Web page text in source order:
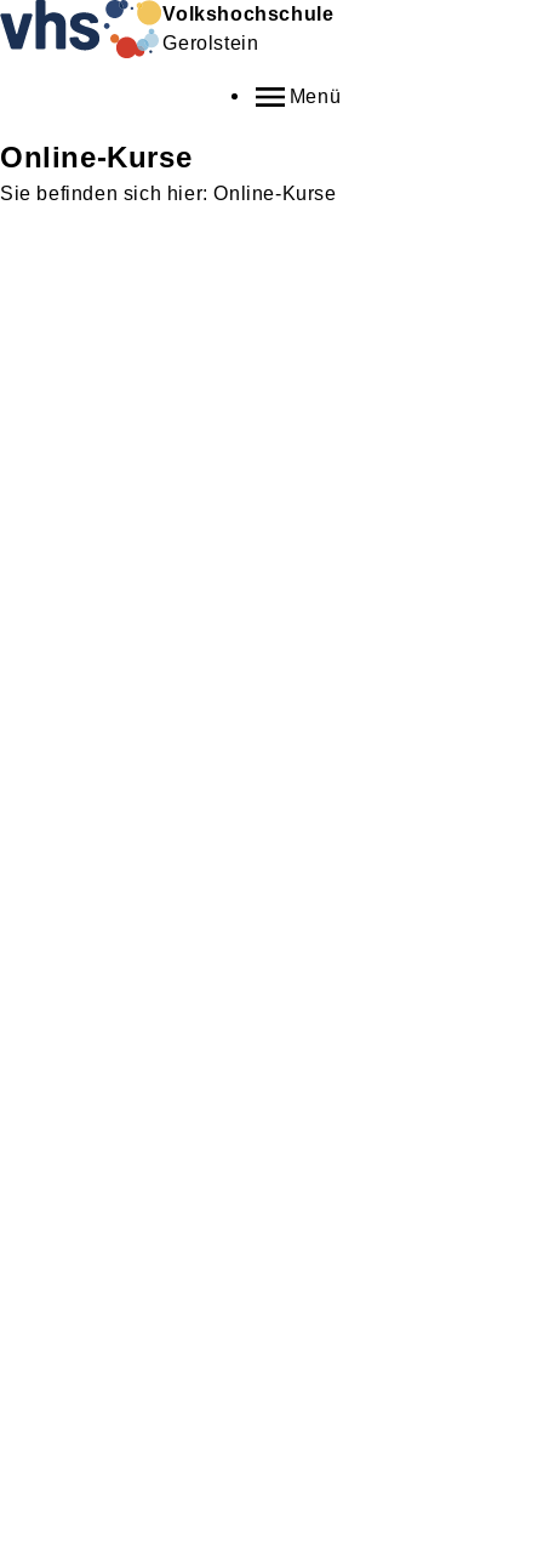
Volkshochschule
Gerolstein
Menü
Online-Kurse
Online-Kurse